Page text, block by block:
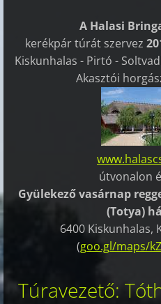
A Halasi
kerékpár túrát szervez
Kiskunhalas - Pirtó -
Akasztói
útvonalon
Gyülekező vasárnap
(Totya)
6400 Kiskunhalas,
(goo.gl/maps/
Túravezető: